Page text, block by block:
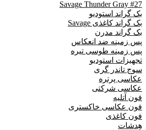
Savage Thunder Gray #27
بک گراند استودیو
بک گراند کاغذی Savage
بک گراند مدرن
پس زمینه ضد انعکاس
پس زمینه طوسی تیره
تجهیزات استودیو
سوج تاندر گری
عکاسی پرتره
عکاسی شرکتی
فون آتلیه
فون عکاسی خاکستری
فون کاغذی
هِدشات